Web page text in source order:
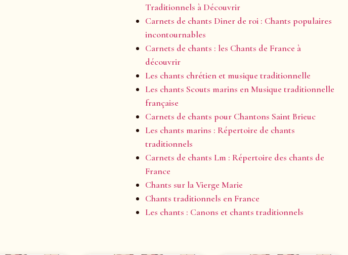
Traditionnels à Découvrir
Carnets de chants Diner de roi : Chants populaires
incontournables
Carnets de chants : les Chants de France à
découvrir
Les chants chrétien et musique traditionnelle
Les chants Scouts marins en Musique traditionnelle
française
Carnets de chants pour Chantons Saint Brieuc
Les chants marins : Répertoire de chants
traditionnels
Carnets de chants Lm : Répertoire des chants de
France
Chants sur la Vierge Marie
Chants traditionnels en France
Les chants : Canons et chants traditionnels